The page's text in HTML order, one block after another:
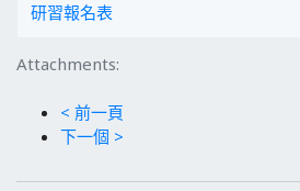
Attachments:
研習報名表
< 前一頁
下一個 >